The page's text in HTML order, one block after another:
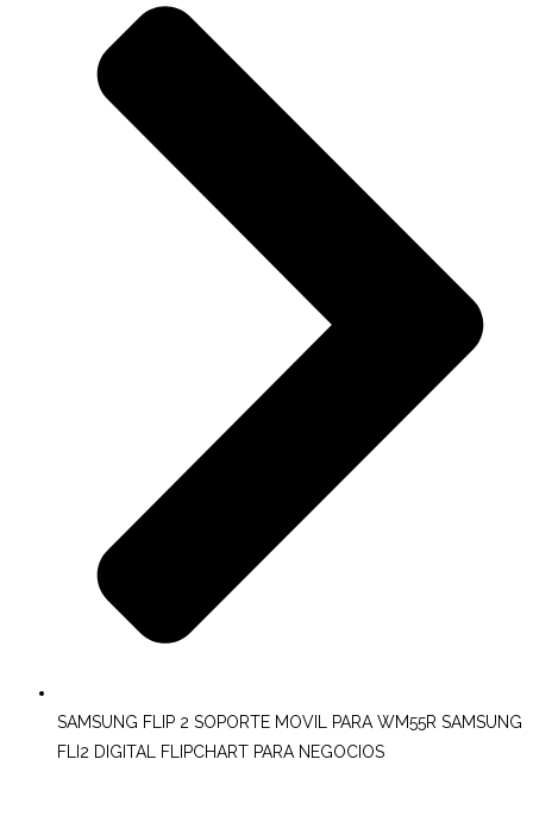
SAMSUNG FLIP 2 SOPORTE MOVIL PARA WM55R SAMSUNG
FLI2 DIGITAL FLIPCHART PARA NEGOCIOS